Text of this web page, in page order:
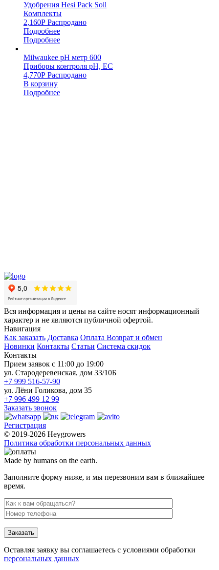
Удобрения Hesi Pack Soil
Комплекты
2,160Р Распродано
Подробнее
Подробнее
Milwaukee pH метр 600
Приборы контроля pH, EC
4,770Р Распродано
В корзину
Подробнее
Вся информация и цены на сайте носят информационный
характер и не являются публичной офертой.
Навигация
Как заказать Доставка Оплата Возврат и обмен
Новинки Контакты Статьи Система скидок
Контакты
Прием заявок с 11:00 до 19:00
ул. Стародеревенская, дом 33/10Б
+7 999 516-57-90
ул. Лёни Голикова, дом 35
+7 996 499 12 99
Заказать звонок
Регистрация
© 2019-2026 Heygrowers
Политика обработки персональных данных
Made by humans on the earth.
Заполните форму ниже, и мы перезвоним вам в ближайшее
время.
Заказать
Оставляя заявку вы соглашаетесь с условиями обработки
персональных данных